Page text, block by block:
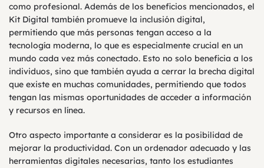
como profesional. Además de los beneficios mencionados, el
Kit Digital también promueve la inclusión digital,
permitiendo que más personas tengan acceso a la
tecnología moderna, lo que es especialmente crucial en un
mundo cada vez más conectado. Esto no solo beneficia a los
individuos, sino que también ayuda a cerrar la brecha digital
que existe en muchas comunidades, permitiendo que todos
tengan las mismas oportunidades de acceder a información
y recursos en línea.
Otro aspecto importante a considerar es la posibilidad de
mejorar la productividad. Con un ordenador adecuado y las
herramientas digitales necesarias, tanto los estudiantes